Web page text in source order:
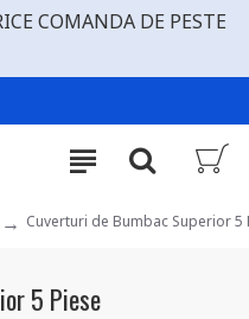
COMANDA DE PESTE
Cuverturi de Bumbac Superior 5
5 Piese